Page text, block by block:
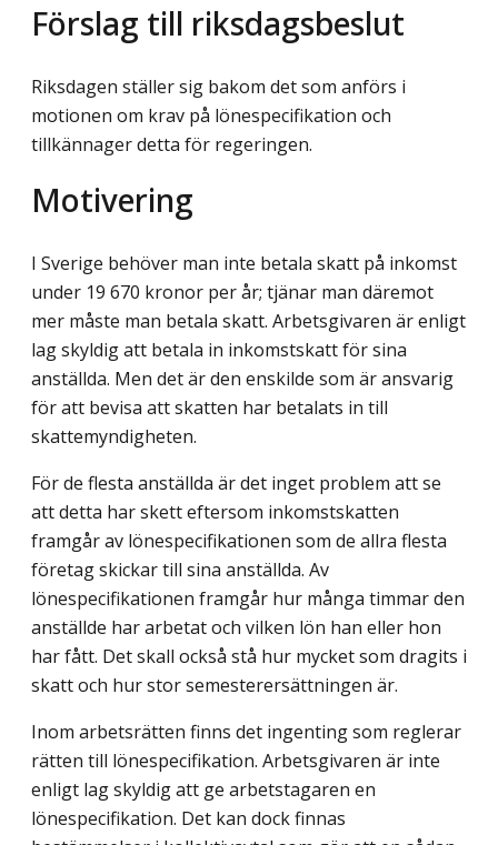
Förslag till riksdagsbeslut
Riksdagen ställer sig bakom det som anförs i
motionen om krav på lönespecifikation och
tillkännager detta för regeringen.
Motivering
I Sverige behöver man inte betala skatt på inkomst
under 19 670 kronor per år; tjänar man däremot
mer måste man betala skatt. Arbetsgivaren är enligt
lag skyldig att betala in inkomstskatt för sina
anställda. Men det är den enskilde som är ansvarig
för att bevisa att skatten har betalats in till
skattemyndigheten.
För de flesta anställda är det inget problem att se
att detta har skett eftersom inkomstskatten
framgår av lönespecifikationen som de allra flesta
företag skickar till sina anställda. Av
lönespecifikationen framgår hur många timmar den
anställde har arbetat och vilken lön han eller hon
har fått. Det skall också stå hur mycket som dragits i
skatt och hur stor semesterersättningen är.
Inom arbetsrätten finns det ingenting som reglerar
rätten till lönespecifikation. Arbetsgivaren är inte
enligt lag skyldig att ge arbetstagaren en
lönespecifikation. Det kan dock finnas